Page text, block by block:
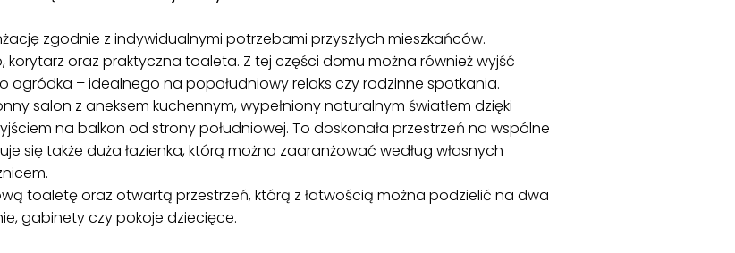
zgodnie z indywidualnymi potrzebami przyszłych mieszkańców.
korytarz oraz praktyczna toaleta. Z tej części domu można również wyjść
ogródka – idealnego na popołudniowy relaks czy rodzinne spotkania.
salon z aneksem kuchennym, wypełniony naturalnym światłem dzięki
na balkon od strony południowej. To doskonała przestrzeń na wspólne
się także duża łazienka, którą można zaaranżować według własnych
toaletę oraz otwartą przestrzeń, którą z łatwością można podzielić na dwa
gabinety czy pokoje dziecięce.